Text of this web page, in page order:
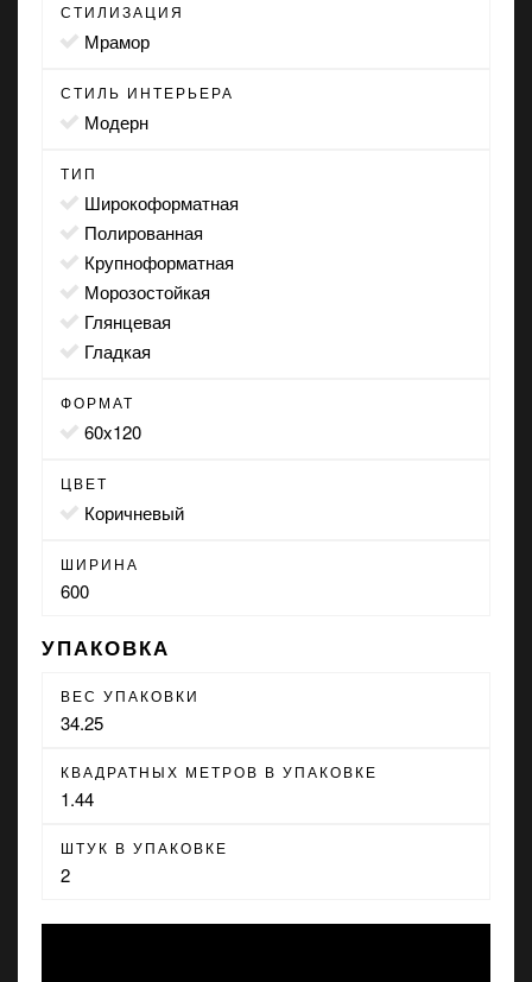
СТИЛИЗАЦИЯ
мрамор
СТИЛЬ ИНТЕРЬЕРА
модерн
ТИП
широкоформатная
полированная
крупноформатная
морозостойкая
глянцевая
гладкая
ФОРМАТ
60x120
ЦВЕТ
коричневый
ШИРИНА
600
УПАКОВКА
ВЕС УПАКОВКИ
34.25
КВАДРАТНЫХ МЕТРОВ В УПАКОВКЕ
1.44
ШТУК В УПАКОВКЕ
2